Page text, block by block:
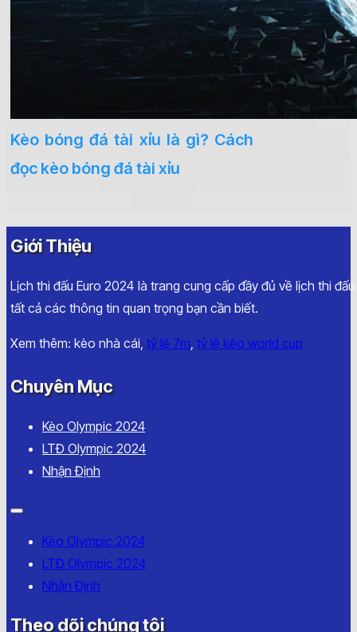
Kèo bóng đá tài xỉu là gì? Cách
đọc kèo bóng đá tài xỉu
Giới Thiệu
Lịch thi đấu Euro 2024 là trang cung cấp đầy đủ về lịch thi
tất cả các thông tin quan trọng bạn cần biết.
Xem thêm: kèo nhà cái, tỷ lệ 7m, tỷ lệ kèo world cup
Chuyên Mục
Kèo Olympic 2024
LTĐ Olympic 2024
Nhận Định
Kèo Olympic 2024
LTĐ Olympic 2024
Nhận Định
Theo dõi chúng tôi